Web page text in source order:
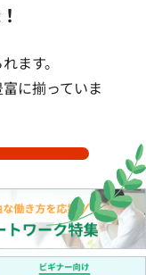
ます。
に揃っていま